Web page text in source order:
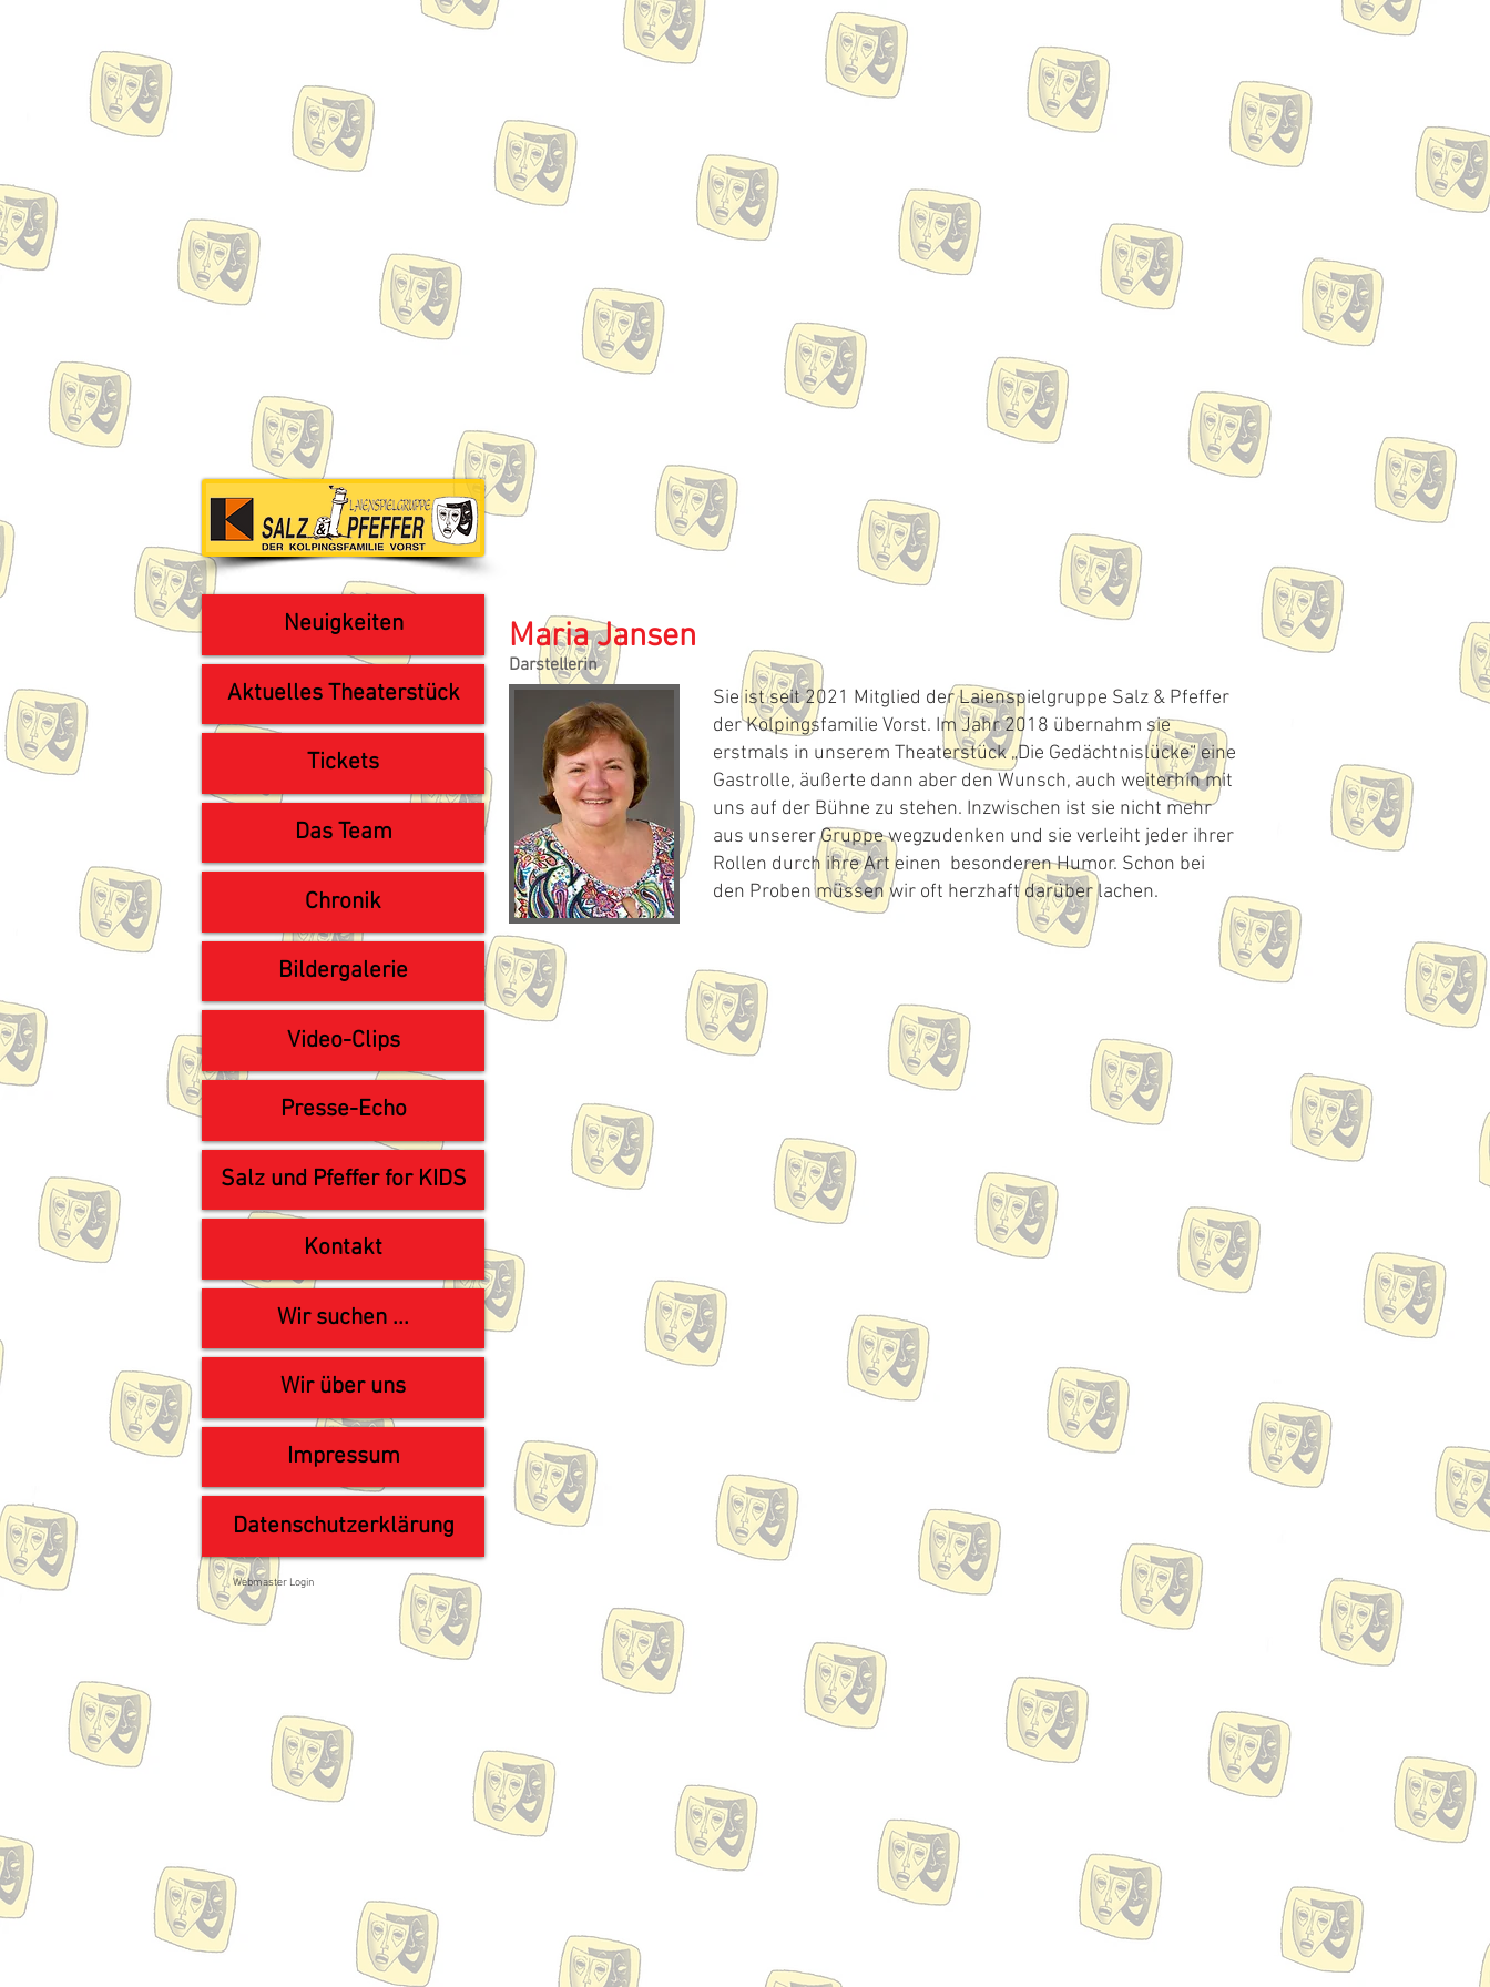
Maria Jansen
Sie ist seit 2021 Mitglied der Laienspielgruppe Salz & Pfeffer
der Kolpingsfamilie Vorst. Im Jahr 2018 übernahm sie
erstmals in unserem Theaterstück „Die Gedächtnislücke“ eine
Gastrolle, äußerte dann aber den Wunsch, auch weiterhin mit
uns auf der Bühne zu stehen. Inzwischen ist sie nicht mehr
aus unserer Gruppe wegzudenken und sie verleiht jeder ihrer
Rollen durch ihre Art einen besonderen Humor. Schon bei
den Proben müssen wir oft herzhaft darüber lachen.
Darstellerin
Webmaster Login
Neuigkeiten
Aktuelles Theaterstück
Tickets
Das Team
Chronik
Bildergalerie
Video-Clips
Presse-Echo
Salz und Pfeffer for KIDS
Kontakt
Wir suchen ...
Wir über uns
Impressum
Datenschutzerklärung